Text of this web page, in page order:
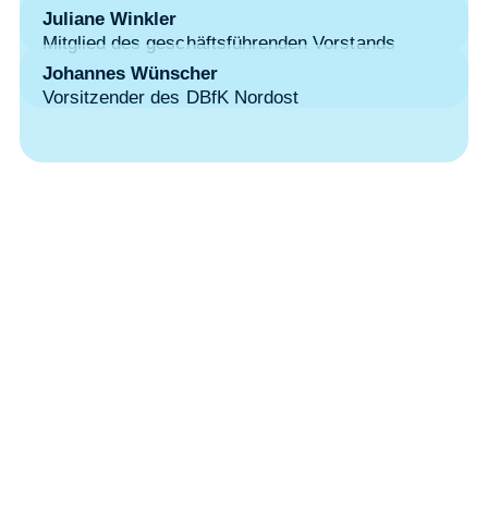
Juliane Winkler
Mitglied des geschäftsführenden Vorstands
Johannes Wünscher
Vorsitzender des DBfK Nordost